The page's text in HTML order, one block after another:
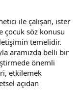
ile çalışan, ister
çocuk söz konusu
temelidir.
aramızda belli bir
önemli
etkilemek
açıdan